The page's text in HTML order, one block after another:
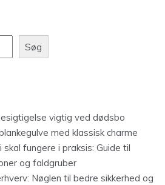
Søg
vigtig ved dødsbo
med klassisk charme
fungere i praksis: Guide til
og faldgruber
Nøglen til bedre sikkerhed og